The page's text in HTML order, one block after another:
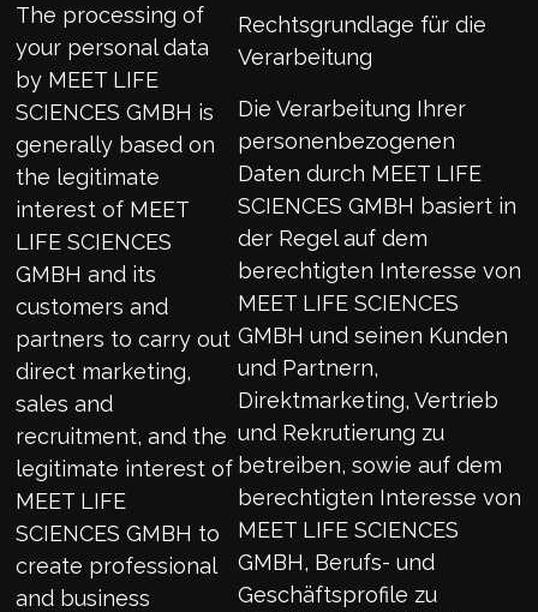
The processing of
your personal data
by MEET LIFE
SCIENCES GMBH is
generally based on
the legitimate
interest of MEET
LIFE SCIENCES
GMBH and its
customers and
partners to carry out
direct marketing,
sales and
recruitment, and the
legitimate interest of
MEET LIFE
SCIENCES GMBH to
create professional
and business
Rechtsgrundlage für die
Verarbeitung
Die Verarbeitung Ihrer
personenbezogenen
Daten durch MEET LIFE
SCIENCES GMBH basiert in
der Regel auf dem
berechtigten Interesse von
MEET LIFE SCIENCES
GMBH und seinen Kunden
und Partnern,
Direktmarketing, Vertrieb
und Rekrutierung zu
betreiben, sowie auf dem
berechtigten Interesse von
MEET LIFE SCIENCES
GMBH, Berufs- und
Geschäftsprofile zu